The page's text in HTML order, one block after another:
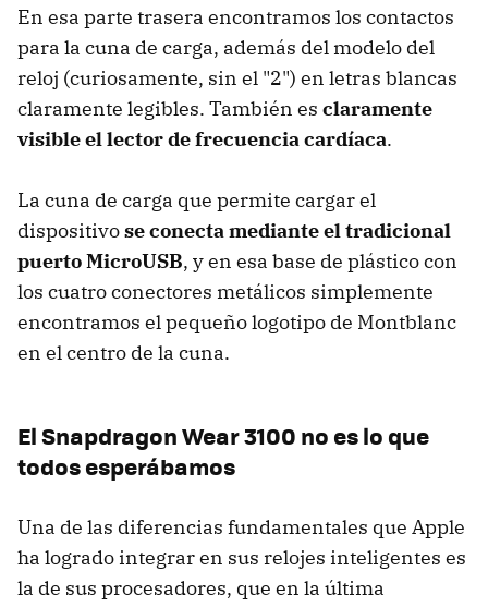
En esa parte trasera encontramos los contactos
para la cuna de carga, además del modelo del
reloj (curiosamente, sin el "2") en letras blancas
claramente legibles. También es claramente
visible el lector de frecuencia cardíaca.
La cuna de carga que permite cargar el
dispositivose conecta mediante el tradicional
puerto MicroUSB, y en esa base de plástico con
los cuatro conectores metálicos simplemente
encontramos el pequeño logotipo de Montblanc
en el centro de la cuna.
El Snapdragon Wear 3100 no es lo que
todos esperábamos
Una de las diferencias fundamentales que Apple
ha logrado integrar en sus relojes inteligentes es
la de sus procesadores, que en la última